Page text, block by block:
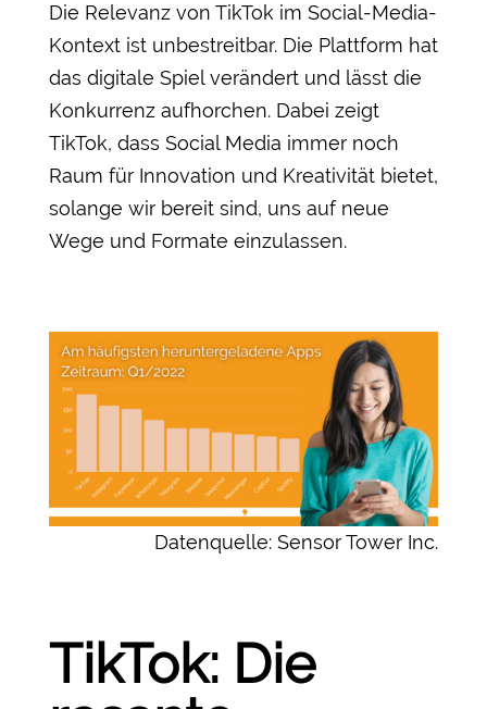
Die Relevanz von TikTok im Social-Media-
Kontext ist unbestreitbar. Die Plattform hat
das digitale Spiel verändert und lässt die
Konkurrenz aufhorchen. Dabei zeigt
TikTok, dass Social Media immer noch
Raum für Innovation und Kreativität bietet,
solange wir bereit sind, uns auf neue
Wege und Formate einzulassen.
Datenquelle: Sensor Tower Inc.
TikTok: Die